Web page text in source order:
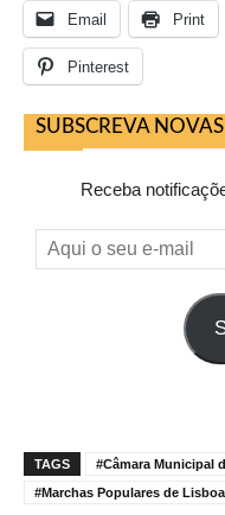
Email Print
Pinterest
SUBSCREVA
Receba
Aqui
o
TAGS #Câmara Municipal
#Marchas Populares de Lisboa